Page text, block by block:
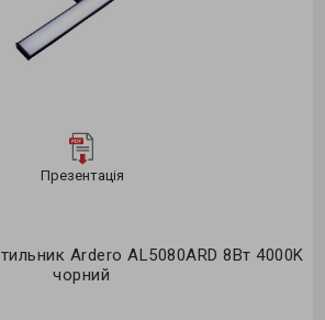
Презентація
Ardero AL5080ARD 8Вт 4000K
чорний